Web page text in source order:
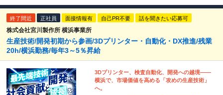
終了間近 正社員 面接情報有 自己PR不要 話を聞きたい応募可
株式会社宮川製作所 横浜事業所
生産技術/開発初期から参画/3Dプリンター・自動化・DX推進/残業
20h/横浜勤務/毎年3～5％昇給
3Dプリンター、検査自動化、開発への越境――
横浜で、市場価値を高める「攻めの生産技術」
へ。